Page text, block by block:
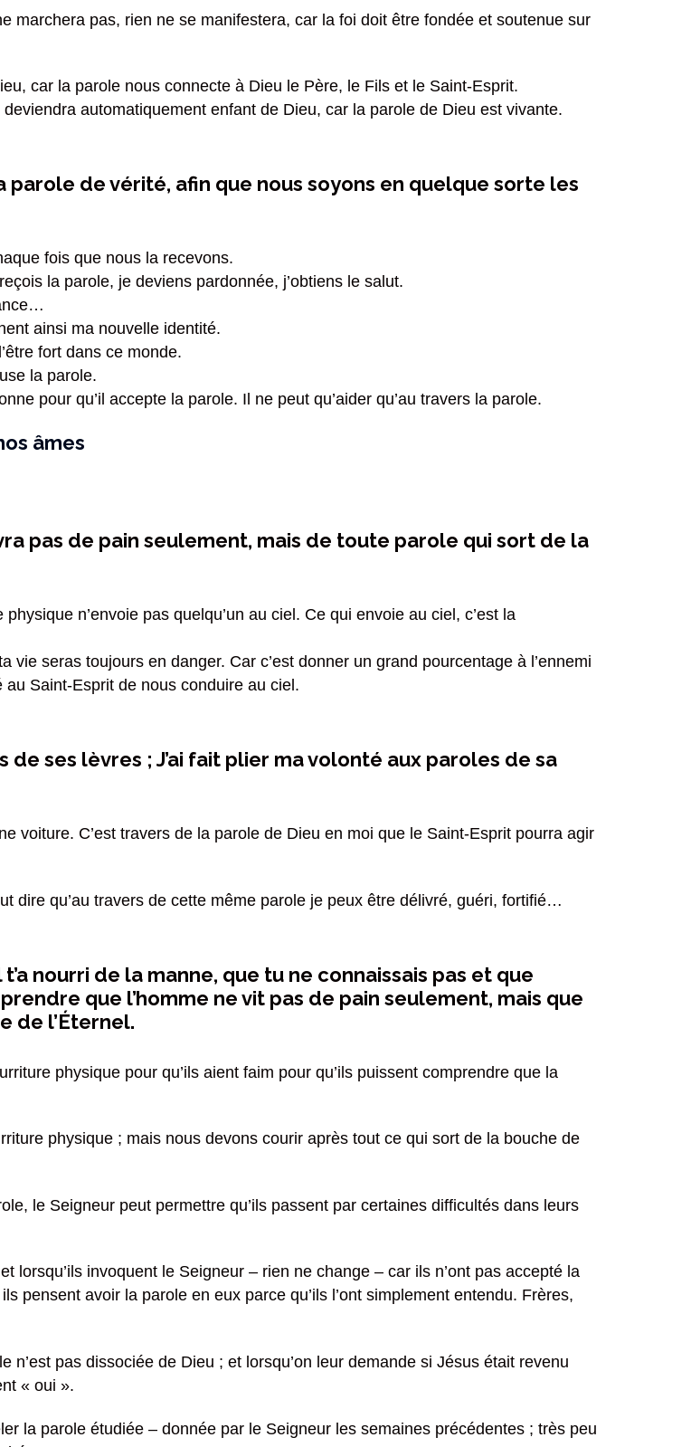
marchera pas, rien ne se manifestera, car la foi doit être fondée et soutenue sur
car la parole nous connecte à Dieu le Père, le Fils et le Saint-Esprit.
automatiquement enfant de Dieu, car la parole de Dieu est vivante.
parole de vérité, afin que nous soyons en quelque sorte les
fois que nous la recevons.
la parole, je deviens pardonnée, j’obtiens le salut.
ainsi ma nouvelle identité.
fort dans ce monde.
la parole.
pour qu’il accepte la parole. Il ne peut qu’aider qu’au travers la parole.
âmes
pas de pain seulement, mais de toute parole qui sort de la
n’envoie pas quelqu’un au ciel. Ce qui envoie au ciel, c’est la
seras toujours en danger. Car c’est donner un grand pourcentage à l’ennemi
au Saint-Esprit de nous conduire au ciel.
de ses lèvres ; J’ai fait plier ma volonté aux paroles de sa
voiture. C’est travers de la parole de Dieu en moi que le Saint-Esprit pourra agir
dire qu’au travers de cette même parole je peux être délivré, guéri, fortifié…
nourri de la manne, que tu ne connaissais pas et que
que l’homme ne vit pas de pain seulement, mais que
de l’Éternel.
physique pour qu’ils aient faim pour qu’ils puissent comprendre que la
physique ; mais nous devons courir après tout ce qui sort de la bouche de
le Seigneur peut permettre qu’ils passent par certaines difficultés dans leurs
lorsqu’ils invoquent le Seigneur – rien ne change – car ils n’ont pas accepté la
pensent avoir la parole en eux parce qu’ils l’ont simplement entendu. Frères,
pas dissociée de Dieu ; et lorsqu’on leur demande si Jésus était revenu
« oui ».
la parole étudiée – donnée par le Seigneur les semaines précédentes ; très peu